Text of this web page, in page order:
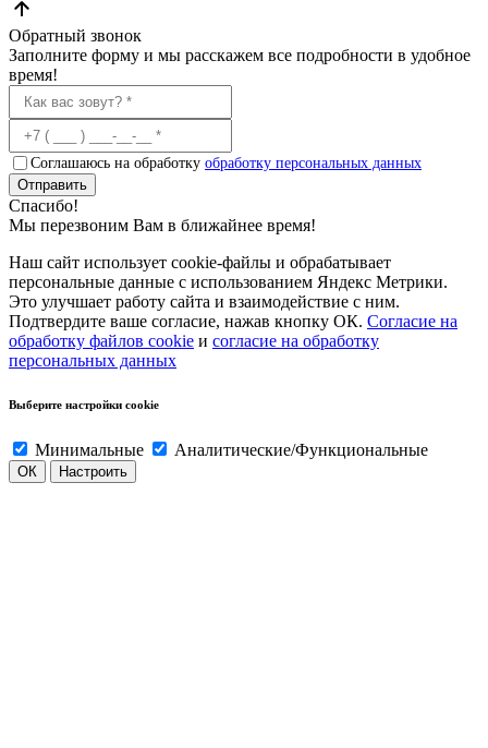
Обратный звонок
Заполните форму и мы расскажем все подробности в удобное
время!
Соглашаюсь на обработку обработку персональных данных
Отправить
Спасибо!
Мы перезвоним Вам в ближайнее время!
Наш сайт использует cookie-файлы и обрабатывает
персональные данные с использованием Яндекс Метрики.
Это улучшает работу сайта и взаимодействие с ним.
Подтвердите ваше согласие, нажав кнопку ОК. Согласие на
обработку файлов cookie и согласие на обработку
персональных данных
Выберите настройки cookie
Минимальные Аналитические/Функциональные
ОК Настроить